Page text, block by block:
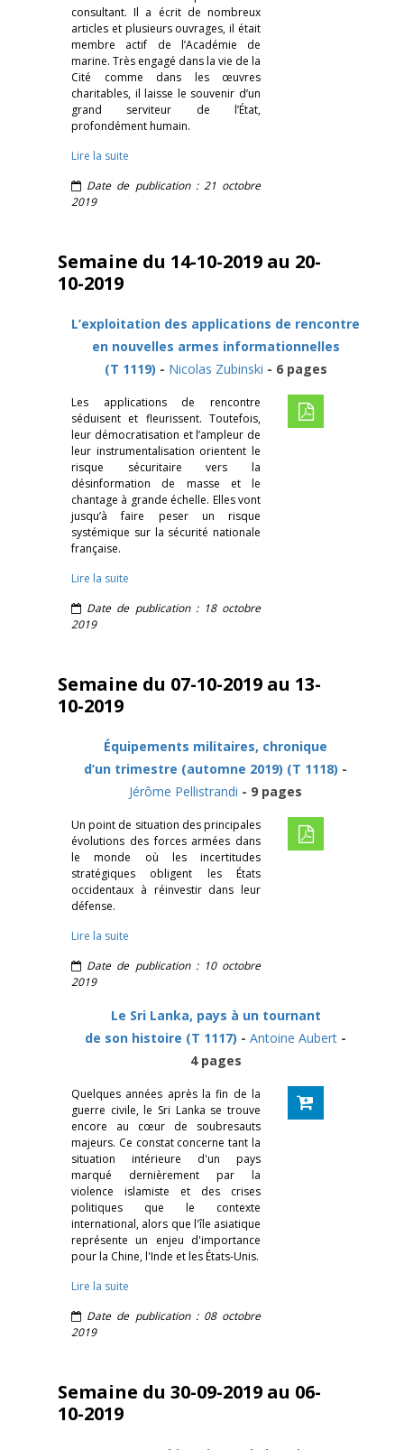
consultant. Il a écrit de nombreux
articles et plusieurs ouvrages, il était
membre actif de l’Académie de
marine. Très engagé dans la vie de la
Cité comme dans les œuvres
charitables, il laisse le souvenir d’un
grand serviteur de l’État,
profondément humain.
Lire la suite
Date de publication : 21 octobre
2019
Semaine du 14-10-2019 au 20-
10-2019
L’exploitation des applications de rencontre
en nouvelles armes informationnelles
(T 1119) - Nicolas Zubinski - 6 pages
Les applications de rencontre
séduisent et fleurissent. Toutefois,
leur démocratisation et l’ampleur de
leur instrumentalisation orientent le
risque sécuritaire vers la
désinformation de masse et le
chantage à grande échelle. Elles vont
jusqu’à faire peser un risque
systémique sur la sécurité nationale
française.
Lire la suite
Date de publication : 18 octobre
2019
Semaine du 07-10-2019 au 13-
10-2019
Équipements militaires, chronique
d’un trimestre (automne 2019) (T 1118) -
Jérôme Pellistrandi - 9 pages
Un point de situation des principales
évolutions des forces armées dans
le monde où les incertitudes
stratégiques obligent les États
occidentaux à réinvestir dans leur
défense.
Lire la suite
Date de publication : 10 octobre
2019
Le Sri Lanka, pays à un tournant
de son histoire (T 1117) - Antoine Aubert -
4 pages
Quelques années après la fin de la
guerre civile, le Sri Lanka se trouve
encore au cœur de soubresauts
majeurs. Ce constat concerne tant la
situation intérieure d'un pays
marqué dernièrement par la
violence islamiste et des crises
politiques que le contexte
international, alors que l'île asiatique
représente un enjeu d'importance
pour la Chine, l'Inde et les États-Unis.
Lire la suite
Date de publication : 08 octobre
2019
Semaine du 30-09-2019 au 06-
10-2019